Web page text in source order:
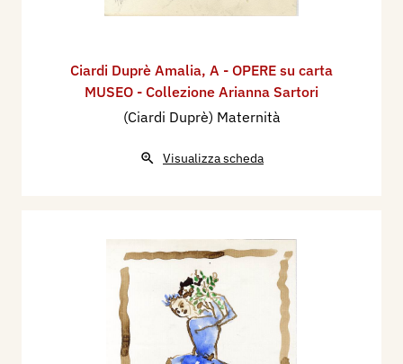
Ciardi Duprè Amalia, A - OPERE su carta
MUSEO - Collezione Arianna Sartori
(Ciardi Duprè) Maternità
Visualizza scheda